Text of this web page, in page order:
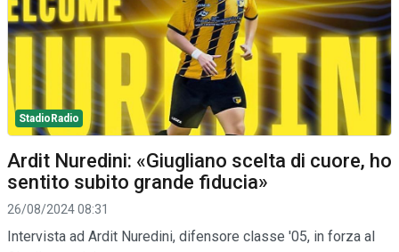
StadioRadio
Ardit Nuredini: «Giugliano scelta di cuore, ho
sentito subito grande fiducia»
26/08/2024 08:31
Intervista ad Ardit Nuredini, difensore classe '05, in forza al